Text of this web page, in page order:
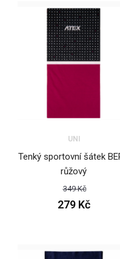
POPISUniverzální
UNI
Tenký sportovní šátek
růžový
349 Kč
279 Kč